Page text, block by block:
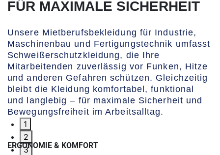
ÜR MAXIMALE SICHERHEIT
Unsere Mietberufsbekleidung für Industrie,
Maschinenbau und Fertigungstechnik umfasst
Schweißerschutzkleidung, die Ihre
Mitarbeitenden zuverlässig vor Funken, Hitze
und anderen Gefahren schützen. Gleichzeitig
bleibt die Kleidung komfortabel, funktional
und langlebig – für maximale Sicherheit und
Bewegungsfreiheit im Arbeitsalltag.
ERGONOMIE & KOMFORT
1
2
3